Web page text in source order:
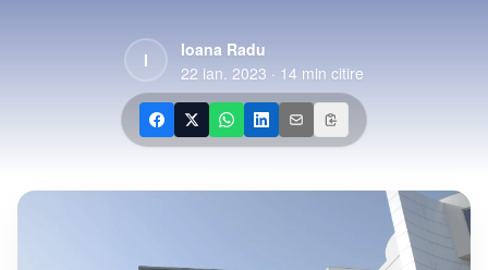
I
Ioana Radu
22 ian. 2023 · 14 min citire